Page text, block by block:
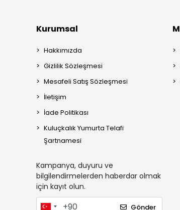
Kurumsal
Hakkımızda
Gizlilik Sözleşmesi
Mesafeli Satış Sözleşmesi
İletişim
İade Politikası
Kuluçkalık Yumurta Telafi
Şartnamesi
Kampanya, duyuru ve
bilgilendirmelerden haberdar olmak
için kayıt olun.
Gönder